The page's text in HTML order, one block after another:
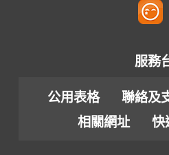
服務
公用表格 聯絡及
相關網址
快